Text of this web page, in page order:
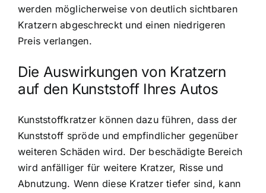
werden möglicherweise von deutlich sichtbaren
Kratzern abgeschreckt und einen niedrigeren
Preis verlangen.
Die Auswirkungen von Kratzern
auf den Kunststoff Ihres Autos
Kunststoffkratzer können dazu führen, dass der
Kunststoff spröde und empfindlicher gegenüber
weiteren Schäden wird. Der beschädigte Bereich
wird anfälliger für weitere Kratzer, Risse und
Abnutzung. Wenn diese Kratzer tiefer sind, kann